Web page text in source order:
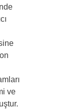
ve